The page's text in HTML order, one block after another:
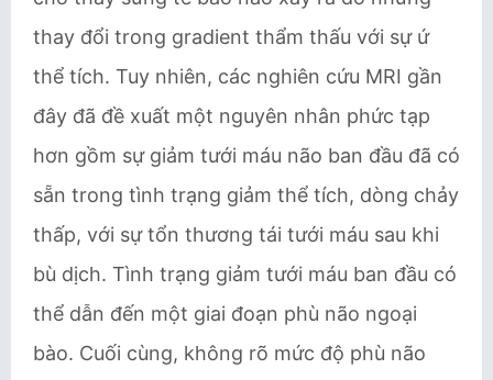
thay đổi trong gradient thẩm thấu với sự ứ
thể tích. Tuy nhiên, các nghiên cứu MRI gần
đây đã đề xuất một nguyên nhân phức tạp
hơn gồm sự giảm tưới máu não ban đầu đã có
sẵn trong tình trạng giảm thể tích, dòng chảy
thấp, với sự tổn thương tái tưới máu sau khi
bù dịch. Tình trạng giảm tưới máu ban đầu có
thể dẫn đến một giai đoạn phù não ngoại
bào. Cuối cùng, không rõ mức độ phù não